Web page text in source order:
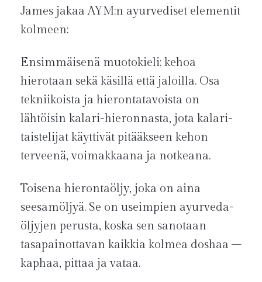
James jakaa AYM:n ayurvediset elementit
kolmeen:
Ensimmäisenä muotokieli; kehoa
hierotaan sekä käsillä että jaloilla. Osa
tekniikoista ja hierontatavoista on
lähtöisin kalari-hieronnasta, jota kalari-
taistelijat käyttivät pitääkseen kehon
terveenä, voimakkaana ja notkeana.
Toisena hierontaöljy, joka on aina
seesamöljyä. Se on useimpien ayurveda-
öljyjen perusta, koska sen sanotaan
tasapainottavan kaikkia kolmea doshaa –
kaphaa, pittaa ja vataa.